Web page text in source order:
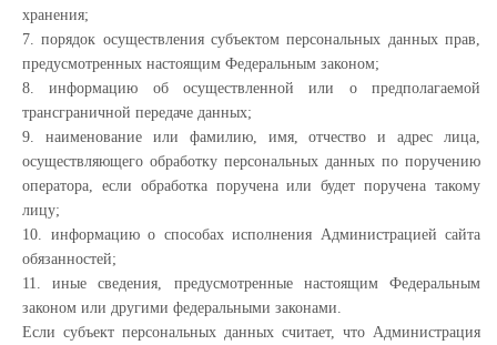
хранения;
7. порядок осуществления субъектом персональных данных прав,
предусмотренных настоящим Федеральным законом;
8. информацию об осуществленной или о предполагаемой
трансграничной передаче данных;
9. наименование или фамилию, имя, отчество и адрес лица,
осуществляющего обработку персональных данных по поручению
оператора, если обработка поручена или будет поручена такому
лицу;
10. информацию о способах исполнения Администрацией сайта
обязанностей;
11. иные сведения, предусмотренные настоящим Федеральным
законом или другими федеральными законами.
Если субъект персональных данных считает, что Администрация